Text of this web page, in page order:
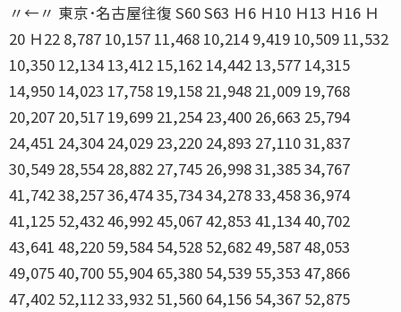
〃←〃 東京･名古屋往復 S60 S63 Ｈ6 Ｈ10 Ｈ13 Ｈ16 Ｈ
20 Ｈ22 8,787 10,157 11,468 10,214 9,419 10,509 11,532
10,350 12,134 13,412 15,162 14,442 13,577 14,315
14,950 14,023 17,758 19,158 21,948 21,009 19,768
20,207 20,517 19,699 21,254 23,400 26,663 25,794
24,451 24,304 24,029 23,220 24,893 27,110 31,837
30,549 28,554 28,882 27,745 26,998 31,385 34,767
41,742 38,257 36,474 35,734 34,278 33,458 36,974
41,125 52,432 46,992 45,067 42,853 41,134 40,702
43,641 48,220 59,584 54,528 52,682 49,587 48,053
49,075 40,700 55,904 65,380 54,539 55,353 47,866
47,402 52,112 33,932 51,560 64,156 54,367 52,875